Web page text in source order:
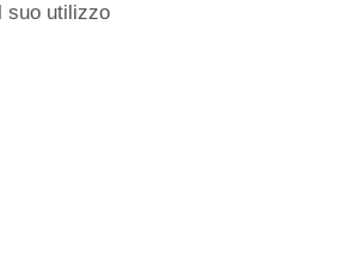
suo utilizzo